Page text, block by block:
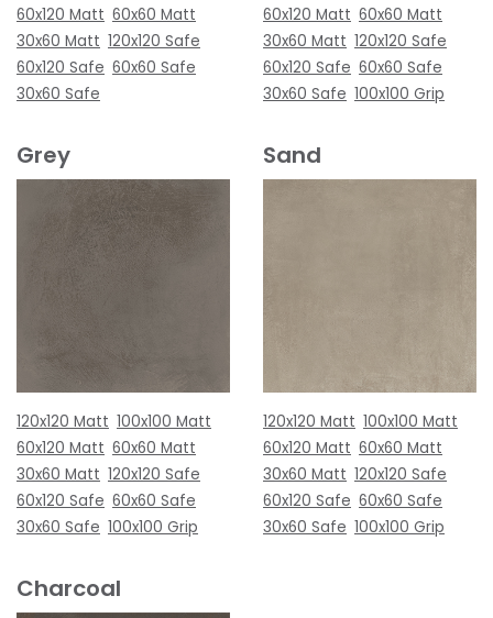
60x120 Matt 60x60 Matt
30x60 Matt 120x120 Safe
60x120 Safe 60x60 Safe
30x60 Safe
60x120 Matt 60x60 Matt
30x60 Matt 120x120 Safe
60x120 Safe 60x60 Safe
30x60 Safe 100x100 Grip
Grey
120x120 Matt 100x100 Matt
60x120 Matt 60x60 Matt
30x60 Matt 120x120 Safe
60x120 Safe 60x60 Safe
30x60 Safe 100x100 Grip
Sand
120x120 Matt 100x100 Matt
60x120 Matt 60x60 Matt
30x60 Matt 120x120 Safe
60x120 Safe 60x60 Safe
30x60 Safe 100x100 Grip
Charcoal